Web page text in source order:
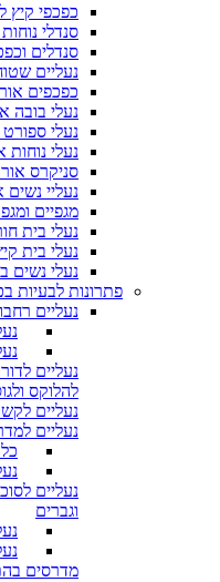
כפכפי קיץ
סנדלי
סנדלים
נעליים
כפכפים
נעלי בובה
נעלי
נעלי נוחות
סניקרס
נעליי נשים
מגפיים
נעלי בית
נעלי בית
נעלי נשים
פתרונות לבעיות
נעליים
נעליים
להלוקס
נעליים
נעליים
נעליים
וגברים
מדרסים